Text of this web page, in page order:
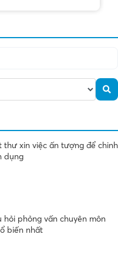
thư xin việc ấn tượng để chinh
dụng
hỏi phỏng vấn chuyên môn
biến nhất